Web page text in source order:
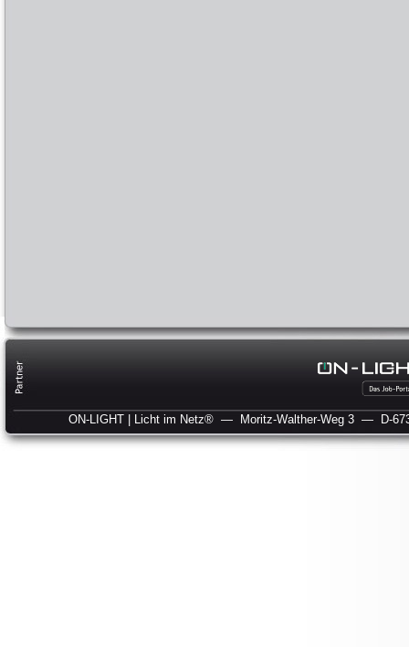
ON-LIGHT | Licht im Netz® — Moritz-Walther-Weg 3 — D-